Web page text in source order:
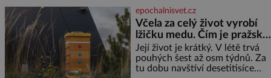
jediného dne můžete
nahlédnout do útrob jedné z
nejvýznamnějších vodních
elektráren v Evropě, vydat se na
horské hřebeny, projet se na
koloběžce a den zakončit
poznáváním památek ve
epochalnisvet.cz
Včela za celý život vyrobí
lžičku medu. Čím je pražský
med ze střech tak ceněný?
Její život je krátký. V létě trvá
pouhých šest až osm týdnů. Za
tu dobu navštíví desetitisíce